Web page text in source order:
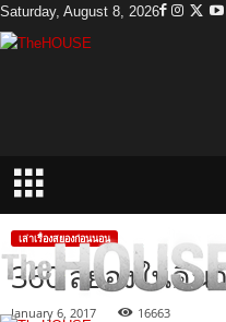
Saturday, August 8, 2026
เล่าเรื่องสยองก่อนนอน
360 สยองในคืน
January 6, 2017 16663